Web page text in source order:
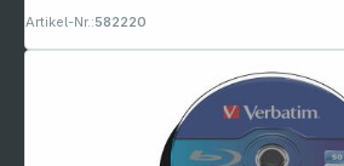
Artikel-Nr.:582220